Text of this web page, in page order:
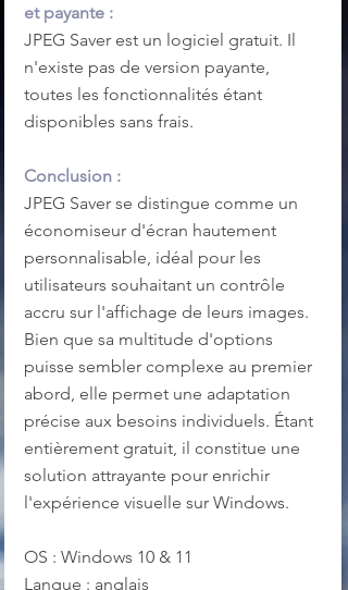
et payante :
JPEG Saver est un logiciel gratuit. Il
n'existe pas de version payante,
toutes les fonctionnalités étant
disponibles sans frais.
Conclusion :
JPEG Saver se distingue comme un
économiseur d'écran hautement
personnalisable, idéal pour les
utilisateurs souhaitant un contrôle
accru sur l'affichage de leurs images.
Bien que sa multitude d'options
puisse sembler complexe au premier
abord, elle permet une adaptation
précise aux besoins individuels. Étant
entièrement gratuit, il constitue une
solution attrayante pour enrichir
l'expérience visuelle sur Windows.
OS : Windows 10 & 11
Langue : anglais